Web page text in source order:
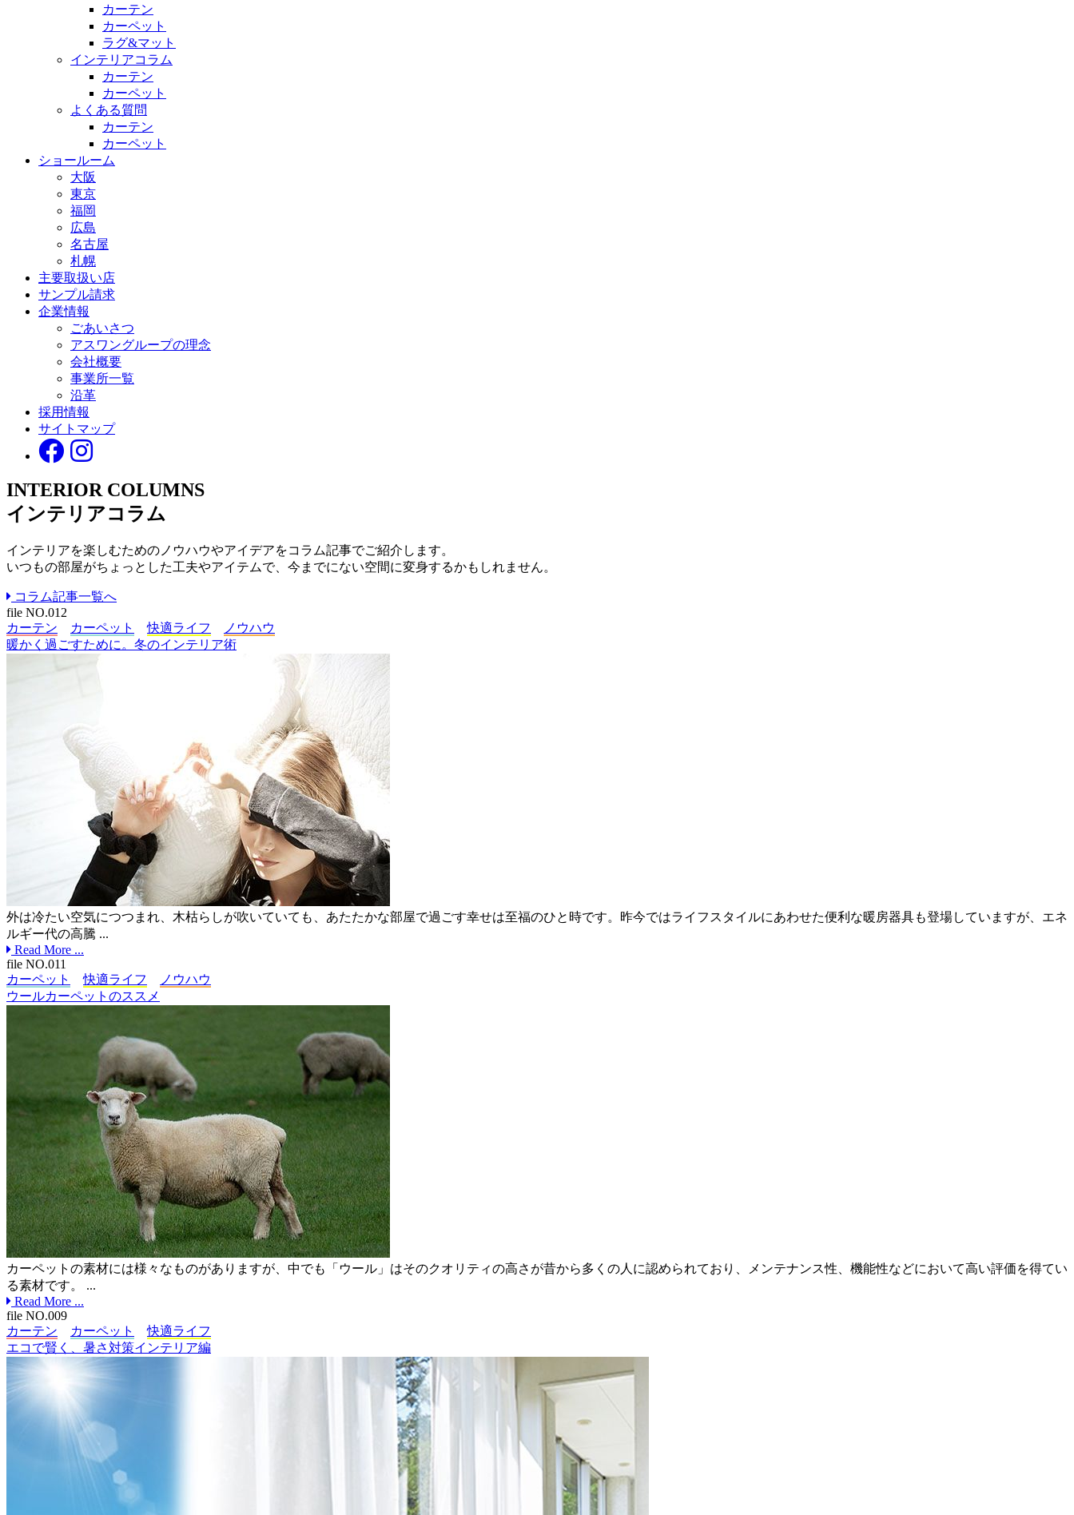
カーテン
カーペット
ラグ&マット
インテリアコラム
カーテン
カーペット
よくある質問
カーテン
カーペット
ショールーム
大阪
東京
福岡
広島
名古屋
札幌
主要取扱い店
サンプル請求
企業情報
ごあいさつ
アスワングループの理念
会社概要
事業所一覧
沿革
採用情報
サイトマップ
INTERIOR COLUMNS
インテリアコラム
インテリアを楽しむための ノウハウやアイデアをコラム記事でご紹介します。
いつもの部屋がちょっとした工夫やアイテムで、 今までにない空間に変身するかもしれません。
コラム記事一覧へ
file NO.012
カーテン
カーペット 快適ライフ
ノウハウ
暖かく過ごすために。冬のインテリア術
外は冷たい空気につつまれ、木枯らしが吹いていても、あたたかな部屋で過ごす幸せは至福のひと時です。昨今ではライフスタイルにあわせた便利な暖房器具も登場していますが、エネ
ルギー代の高騰 ...
Read More ...
file NO.011
カーペット
快適ライフ
ノウハウ
ウールカーペットのススメ
カーペットの素材には様々なものがありますが、中でも「ウール」はそのクオリティの高さが昔から多くの人に認められており、メンテナンス性、機能性などにおいて高い評価を得てい
る素材です。 ...
Read More ...
file NO.009
カーテン
カーペット
快適ライフ
エコで賢く、暑さ対策インテリア編